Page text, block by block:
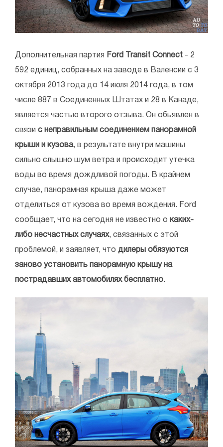
Дополнительная партия Ford Transit Connect - 2
592 единиц, собранных на заводе в Валенсии с 3
октября 2013 года до 14 июля 2014 года, в том
числе 887 в Соединенных Штатах и 28 в Канаде,
является частью второго отзыва. Он обьявлен в
связи с неправильным соединением панорамной
крыши и кузова, в результате внутри машины
сильно слышно шум ветра и происходит утечка
воды во время дождливой погоды. В крайнем
случае, панорамная крыша даже может
отделиться от кузова во время вождения. Ford
сообщает, что на сегодня не известно о каких-
либо несчастных случаях, связанных с этой
проблемой, и заявляет, что дилеры обязуются
заново установить панорамную крышу на
пострадавших автомобилях бесплатно.